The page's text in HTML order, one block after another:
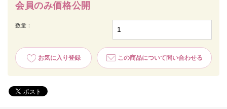
会員のみ価格公開
数量：
お気に入り登録 この商品について問い合わせる